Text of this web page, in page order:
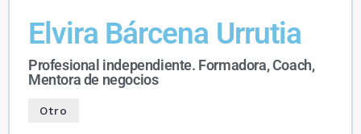
Elvira Bárcena Urrutia
Profesional independiente. Formadora, Coach,
Mentora de negocios
Otro